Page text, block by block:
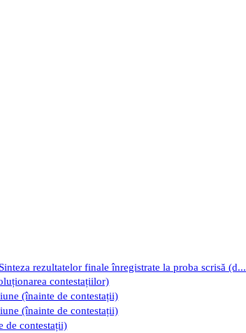
rezultatelor finale înregistrate la proba scrisă (d...
contestațiilor)
(înainte de contestații)
(înainte de contestații)
de contestații)